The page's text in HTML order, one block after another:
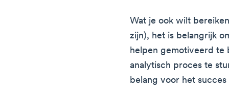
Wat je ook wilt
zijn), het is belangrijk
helpen gemotiveerd te
analytisch proces te
belang voor het